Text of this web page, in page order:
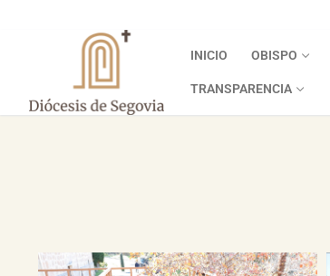
INICIO OBISPO
TRANSPARENCIA